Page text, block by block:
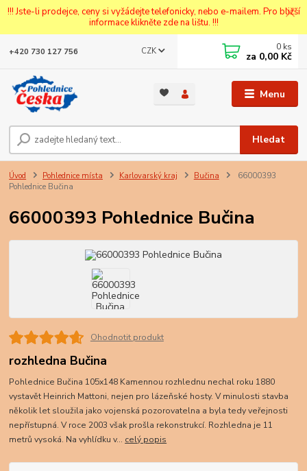
!!! Jste-li prodejce, ceny si vyžádejte telefonicky, nebo e-mailem. Pro bližší
informace klikněte zde na lištu. !!!
Menu
CZK
Hledat
+420 730 127 756 0 ks
za 0,00 Kč
Úvod Pohlednice místa Karlovarský kraj Bučina
66000393
Pohlednice Bučina
66000393 Pohlednice Bučina
Ohodnotit produkt
rozhledna Bučina
Pohlednice Bučina 105x148 Kamennou rozhlednu nechal roku 1880
vystavět Heinrich Mattoni, nejen pro lázeňské hosty. V minulosti stavba
několik let sloužila jako vojenská pozorovatelna a byla tedy veřejnosti
nepřístupná. V roce 2003 však prošla rekonstrukcí. Rozhledna je 11
metrů vysoká. Na vyhlídku v... celý popis